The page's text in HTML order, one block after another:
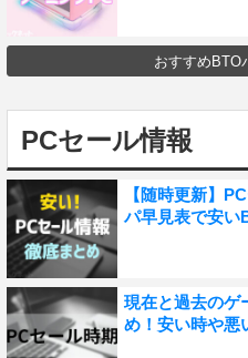
おすすめBTO
PCセール情報
【随時更新】
パ早見表で安い
現在と過去のゲ
め！安い時や悪